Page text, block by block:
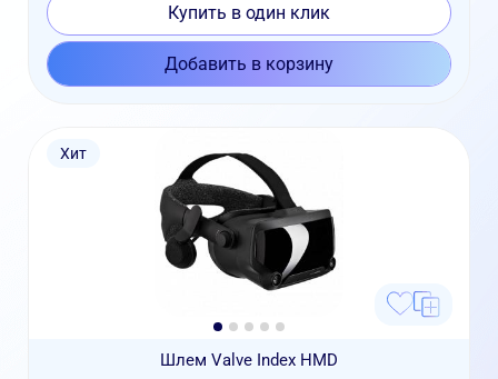
Купить в один клик
Добавить в корзину
Хит
Шлем Valve Index HMD